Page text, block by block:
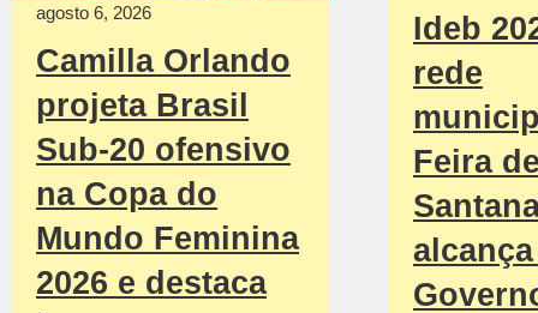
agosto 6, 2026
Camilla Orlando
projeta Brasil
Sub-20 ofensivo
na Copa do
Mundo Feminina
2026 e destaca
Ideb
rede
Feira